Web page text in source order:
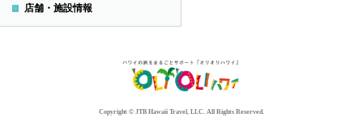
店舗・施設情報
Copyright © JTB Hawaii Travel, LLC. All Rights Reserved.